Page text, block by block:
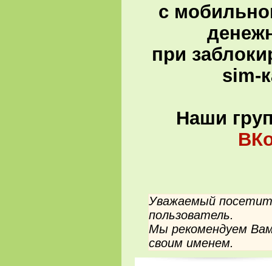
с
при
sim-
Наши
Уважаемый
пользователь.
Мы рекомендуем
своим именем.